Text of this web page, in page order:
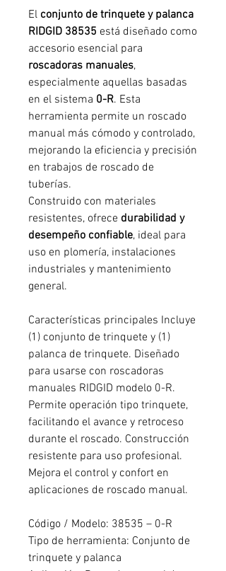
El conjunto de trinquete y palanca
RIDGID 38535 está diseñado como
accesorio esencial para
roscadoras manuales,
especialmente aquellas basadas
en el sistema 0-R. Esta
herramienta permite un roscado
manual más cómodo y controlado,
mejorando la eficiencia y precisión
en trabajos de roscado de
tuberías.
Construido con materiales
resistentes, ofrece durabilidad y
desempeño confiable, ideal para
uso en plomería, instalaciones
industriales y mantenimiento
general.
Características principales Incluye
(1) conjunto de trinquete y (1)
palanca de trinquete. Diseñado
para usarse con roscadoras
manuales RIDGID modelo 0-R.
Permite operación tipo trinquete,
facilitando el avance y retroceso
durante el roscado. Construcción
resistente para uso profesional.
Mejora el control y confort en
aplicaciones de roscado manual.
Código / Modelo: 38535 – 0-R
Tipo de herramienta: Conjunto de
trinquete y palanca